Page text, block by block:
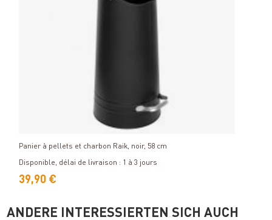
Détails
Panier à pellets et charbon Raik, noir, 58 cm
Disponible, délai de livraison : 1 à 3 jours
39,90 €
ANDERE INTERESSIERTEN SICH AUCH